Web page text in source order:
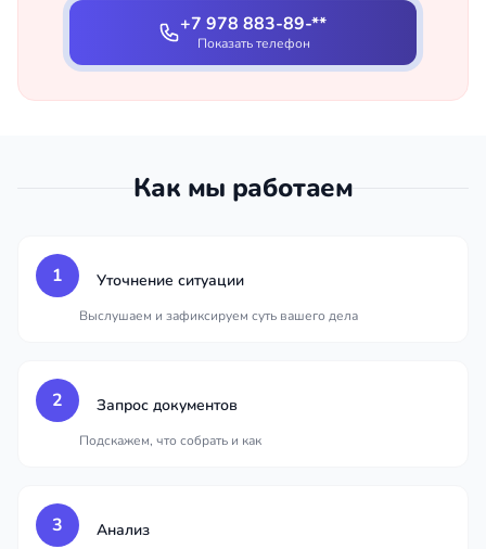
+7 978 883-89-**
Показать телефон
Как мы работаем
1 Уточнение ситуации
Выслушаем и зафиксируем суть вашего дела
2 Запрос документов
Подскажем, что собрать и как
3 Анализ